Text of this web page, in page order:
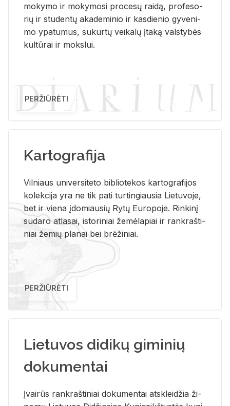
mo­ky­mo ir mo­ky­mo­si pro­ce­sų rai­dą, pro­fe­so­
rių ir stu­den­tų aka­de­mi­nio ir kas­die­nio gy­ve­ni­
mo ypa­tu­mus, su­kur­tų vei­ka­lų įta­ką vals­ty­bės
kul­tū­rai ir moks­lui.
PERŽIŪRĖTI
Kartografija
Vil­niaus uni­ver­si­te­to bi­b­lio­te­kos kar­to­gra­fi­jos
ko­lek­ci­ja yra ne tik pati tur­tin­giau­sia Lie­tu­vo­je,
bet ir vie­na įdo­miau­sių Rytų Eu­ro­po­je. Rin­ki­nį
su­da­ro at­la­sai, is­to­ri­niai že­mė­la­piai ir rank­raš­ti­
niai že­mių pla­nai bei brė­ži­niai.
PERŽIŪRĖTI
Lietuvos didikų giminių
dokumentai
Įvai­rūs rank­raš­ti­niai do­ku­men­tai at­sklei­džia ži­